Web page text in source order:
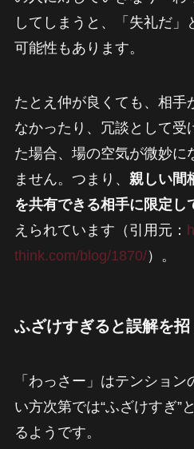
してしまうと、「失礼だ」
可能性もあります。
たとえ仲が良くても、相手
なかったり、冗談として受
た場合、場の空気が微妙に
ません。つまり、 親しい間
を共有できる相手に限定し
えられています（引用元：
think.com/blog/1870/）。
ふざけすぎると誤解を招
「わっさー」はテンショ
い方次第では“ふざけすぎ”
るようです。